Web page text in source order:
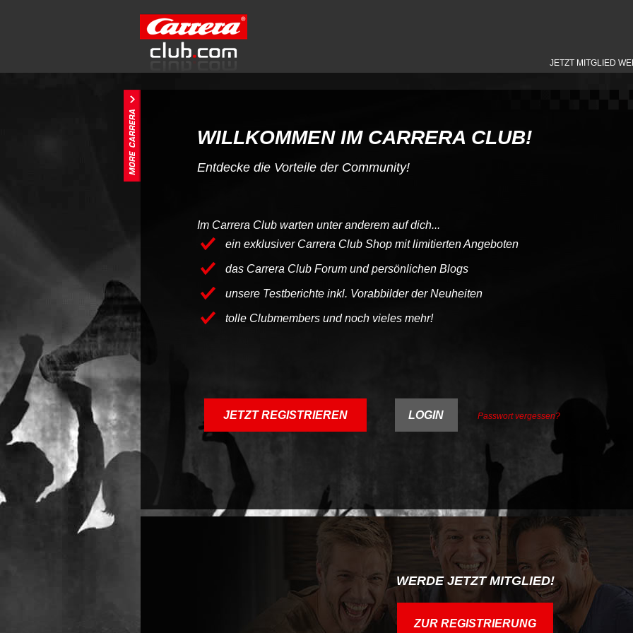
JETZT MITGLIED
WILLKOMMEN IM CARRERA CLUB!
Entdecke die Vorteile der Community!
Im Carrera Club warten unter anderem auf dich...
ein exklusiver Carrera Club Shop mit limitierten Angeboten
das Carrera Club Forum und persönlichen Blogs
unsere Testberichte inkl. Vorabbilder der Neuheiten
tolle Clubmembers und noch vieles mehr!
JETZT REGISTRIEREN LOGIN Passwort vergessen?
WERDE JETZT MITGLIED!
ZUR REGISTRIERUNG